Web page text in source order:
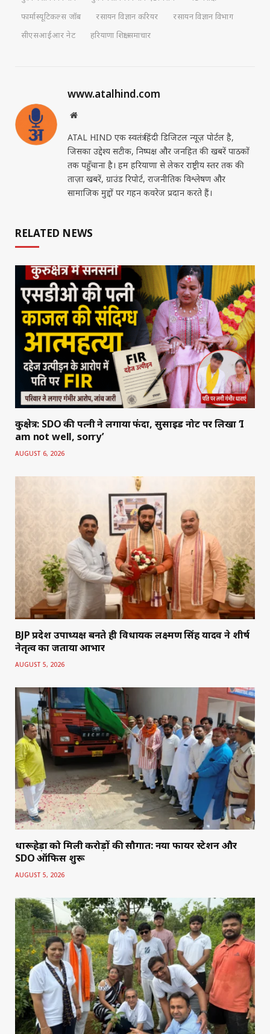
फार्मास्यूटिकल्स जॉब
रसायन विज्ञान करियर
रसायन विज्ञान विभाग
सीएसआईआर नेट
हरियाणा शिक्षा समाचार
www.atalhind.com
Website
ATAL HIND एक स्वतंत्र हिंदी डिजिटल न्यूज़ पोर्टल है,
जिसका उद्देश्य सटीक, निष्पक्ष और जनहित की खबरें पाठकों
तक पहुँचाना है। हम हरियाणा से लेकर राष्ट्रीय स्तर तक की
ताज़ा खबरें, ग्राउंड रिपोर्ट, राजनीतिक विश्लेषण और
सामाजिक मुद्दों पर गहन कवरेज प्रदान करते हैं।
RELATED NEWS
कुरुक्षेत्र: SDO की पत्नी ने लगाया फंदा, सुसाइड नोट पर लिखा ‘I
am not well, sorry’
AUGUST 6, 2026
BJP प्रदेश उपाध्यक्ष बनते ही विधायक लक्ष्मण सिंह यादव ने शीर्ष
नेतृत्व का जताया आभार
AUGUST 5, 2026
धारूहेड़ा को मिली करोड़ों की सौगात: नया फायर स्टेशन और
SDO ऑफिस शुरू
AUGUST 5, 2026